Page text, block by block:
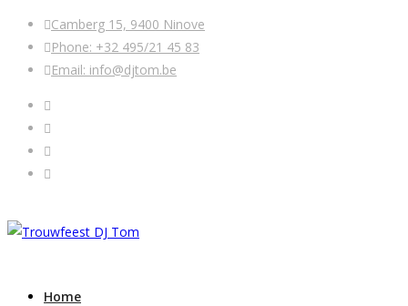
Camberg 15, 9400 Ninove
Phone: +32 495/21 45 83
Email: info@djtom.be
Home